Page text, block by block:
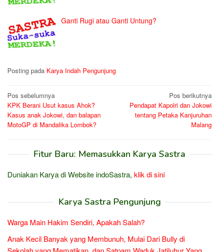
Ganti Rugi atau Ganti Untung?
Posting pada Karya Indah Pengunjung
Navigasi
pos
Pos sebelumnya
KPK Berani Usut kasus Ahok?
Kasus anak Jokowi, dan balapan
MotoGP di Mandalika Lombok?
Pos berikutnya
Pendapat Kapolri dan Jokowi
tentang Petaka Kanjuruhan
Malang
Fitur Baru: Memasukkan Karya Sastra
Duniakan Karya di Website indoSastra, klik di sini
Karya Sastra Pengunjung
Warga Main Hakim Sendiri, Apakah Salah?
Anak Kecil Banyak yang Membunuh, Mulai Dari Bully di